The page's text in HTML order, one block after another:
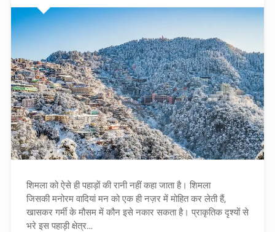
शिमला को ऐसे ही पहाड़ों की रानी नहीं कहा जाता है। शिमला
जिसकी मनोरम वादियां मन को एक ही नज़र में मोहित कर लेती हैं,
खासकर गर्मी के मौसम में कौन इसे नकार सकता है। प्राकृतिक दृश्यों से
भरे इस पहाड़ी क्षेत्र…